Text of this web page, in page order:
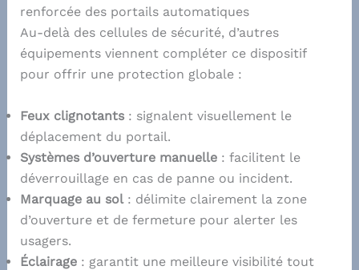
renforcée des portails automatiques
Au-delà des cellules de sécurité, d’autres
équipements viennent compléter ce dispositif
pour offrir une protection globale :
Feux clignotants: signalent visuellement le
déplacement du portail.
Systèmes d’ouverture manuelle: facilitent le
déverrouillage en cas de panne ou incident.
Marquage au sol: délimite clairement la zone
d’ouverture et de fermeture pour alerter les
usagers.
Éclairage: garantit une meilleure visibilité tout